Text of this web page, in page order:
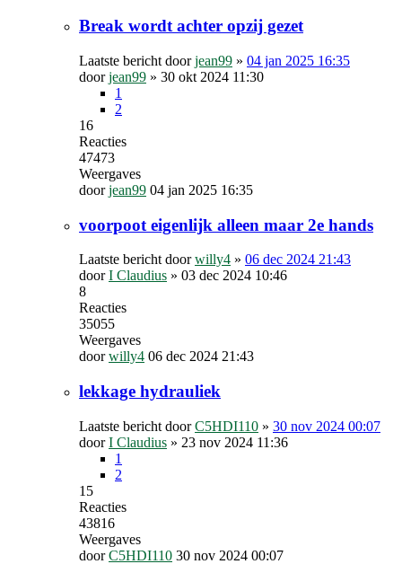
Break wordt achter opzij gezet
Laatste bericht doorjean99 » 04 jan 2025 16:35
doorjean99 » 30 okt 2024 11:30
1
2
16
Reacties
47473
Weergaves
doorjean99 04 jan 2025 16:35
voorpoot eigenlijk alleen maar 2e hands
Laatste bericht doorwilly4 » 06 dec 2024 21:43
doorI Claudius » 03 dec 2024 10:46
8
Reacties
35055
Weergaves
doorwilly4 06 dec 2024 21:43
lekkage hydrauliek
Laatste bericht doorC5HDI110 » 30 nov 2024 00:07
doorI Claudius » 23 nov 2024 11:36
1
2
15
Reacties
43816
Weergaves
doorC5HDI110 30 nov 2024 00:07